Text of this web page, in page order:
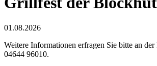
01.08.2026
Weitere Informationen erfragen Sie bitte an
04644 96010.